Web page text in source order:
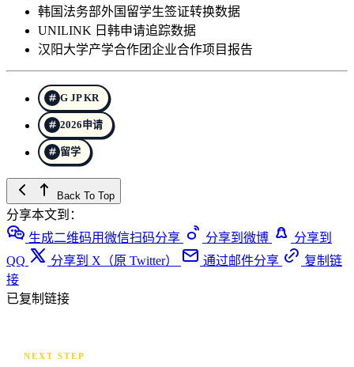
韩国法务部外国留学生签证转换数据
UNILINK 日韩申请追踪数据
汉阳大学产学合作团企业合作项目报告
G JP KR
2026申请
留学
Back To Top
分享本文到：
生成二维码用微信扫码分享
分享到微博
分享到
QQ
分享到 X（原 Twitter） 通过邮件分享
复制链
接
已复制链接
NEXT STEP